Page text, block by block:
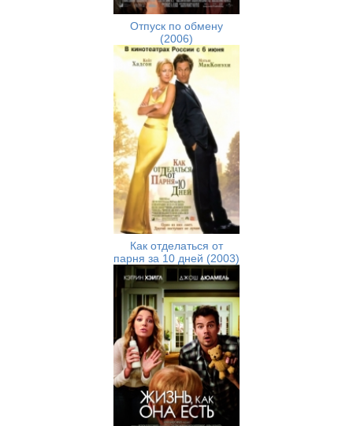
Отпуск по обмену
(2006)
Как отделаться от
парня за 10 дней (2003)